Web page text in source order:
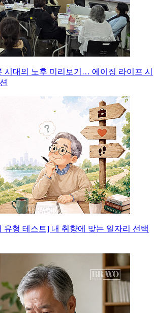
시대의 노후 미리보기… 에이징 라이프 시
유형 테스트] 내 취향에 맞는 일자리 선택